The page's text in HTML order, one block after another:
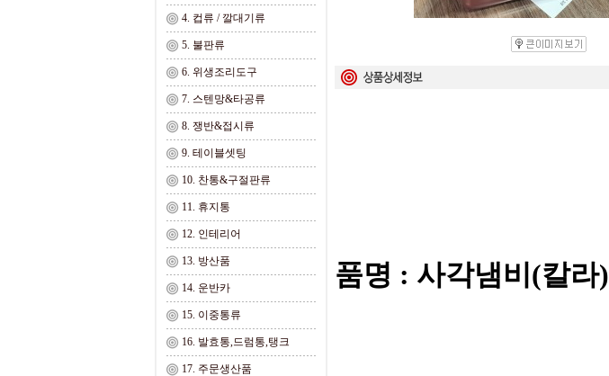
4. 컵류 / 깔대기류
5. 불판류
6. 위생조리도구
7. 스텐망&타공류
8. 쟁반&접시류
9. 테이블셋팅
10. 찬통&구절판류
11. 휴지통
12. 인테리어
13. 방산품
14. 운반카
15. 이중통류
16. 발효통,드럼통,탱크
17. 주문생산품
품명 : 사각냄비(칼라)